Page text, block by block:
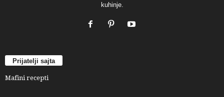
kuhinje.
Prijatelji sajta
Mafini recepti